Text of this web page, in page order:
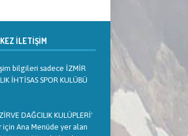
İLETIŞIM
bilgileri sadece İZMİR
İHTİSAS SPOR KULÜBÜ
DAĞCILIK KULÜPLERİ'
Ana Menüde yer alan